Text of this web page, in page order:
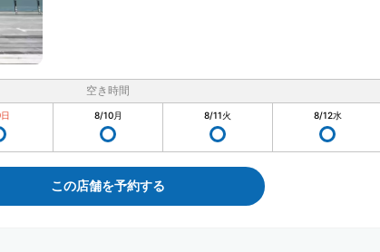
空き時間
日 8/10月 8/11火 8/12水
この店舗を予約する